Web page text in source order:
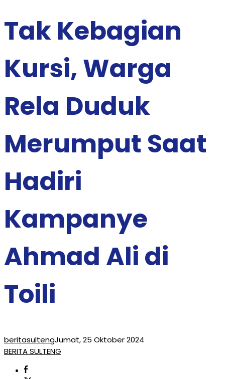
Tak Kebagian
Kursi, Warga
Rela Duduk
Merumput Saat
Hadiri
Kampanye
Ahmad Ali di
Toili
beritasultengJumat, 25 Oktober 2024
BERITA SULTENG